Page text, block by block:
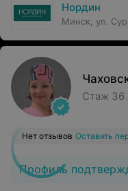
Нордин
Минск, ул.
Стаж 36
Профиль
Нет отзывов Оставить